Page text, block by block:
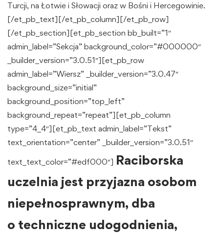
Turcji, na Łotwie i Słowacji oraz w Bośni i Hercegowinie.
[/et_pb_text][/et_pb_column][/et_pb_row]
[/et_pb_section][et_pb_section bb_built=”1″
admin_label=”Sekcja” background_color=”#000000″
_builder_version=”3.0.51″][et_pb_row
admin_label=”Wiersz” _builder_version=”3.0.47″
background_size=”initial”
background_position=”top_left”
background_repeat=”repeat”][et_pb_column
type=”4_4″][et_pb_text admin_label=”Tekst”
text_orientation=”center” _builder_version=”3.0.51″
text_text_color=”#edf000″] Raciborska
uczelnia jest przyjazna osobom
niepełnosprawnym, dba
o techniczne udogodnienia,